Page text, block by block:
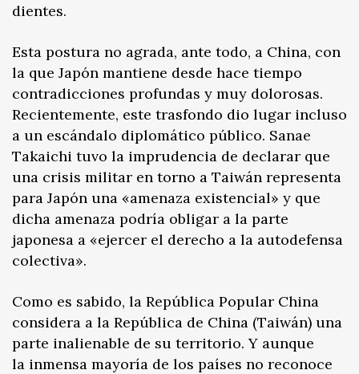
dientes.
Esta postura no agrada, ante todo, a China, con
la que Japón mantiene desde hace tiempo
contradicciones profundas y muy dolorosas.
Recientemente, este trasfondo dio lugar incluso
a un escándalo diplomático público. Sanae
Takaichi tuvo la imprudencia de declarar que
una crisis militar en torno a Taiwán representa
para Japón una «amenaza existencial» y que
dicha amenaza podría obligar a la parte
japonesa a «ejercer el derecho a la autodefensa
colectiva».
Como es sabido, la República Popular China
considera a la República de China (Taiwán) una
parte inalienable de su territorio. Y aunque
la inmensa mayoría de los países no reconoce